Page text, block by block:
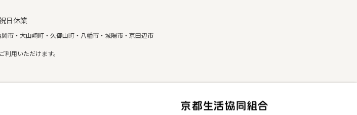
日休業
市・大山崎町・久御山町・八幡市・城陽市・京田辺市
用いただけます。